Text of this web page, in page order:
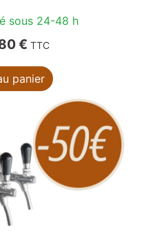
sous 24-48 h
€ TTC
panier